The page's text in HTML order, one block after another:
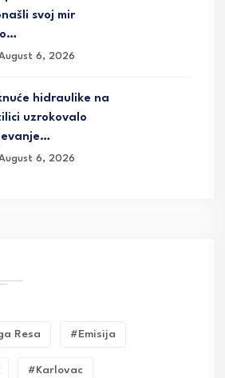
svoj mir
6, 2026
hidraulike na
uzrokovalo
6, 2026
Resa #emisija
#karlovac